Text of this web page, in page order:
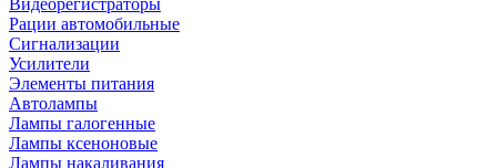
Видеорегистраторы
Рации автомобильные
Сигнализации
Усилители
Элементы питания
Автолампы
Лампы галогенные
Лампы ксеноновые
Лампы накаливания